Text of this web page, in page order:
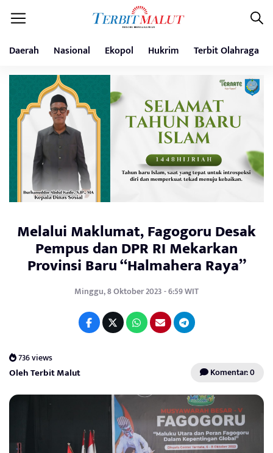
Daerah Nasional Ekopol Hukrim Terbit Olahraga
Melalui Maklumat, Fagogoru Desak
Pempus dan DPR RI Mekarkan
Provinsi Baru “Halmahera Raya”
Minggu, 8 Oktober 2023 - 6:59 WIT
736 views
Oleh Terbit Malut Komentar: 0